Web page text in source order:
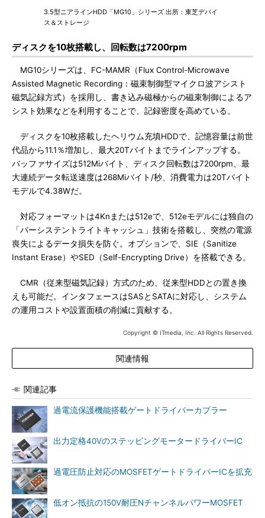
3.5型ニアラインHDD「MG10」シリーズ 出所：東芝デバイ
ス＆ストレージ
ディスクを10枚搭載し、回転数は7200rpm
MG10シリーズは、FC-MAMR（Flux Control-Microwave
Assisted Magnetic Recording：磁束制御型マイクロ波アシスト
磁気記録方式）を採用し、書き込み磁極からの磁束制御によるア
シスト効果などを利用することで、記録密度を高めている。
ディスクを10枚搭載したヘリウム充填HDDで、記憶容量は前世
代品から11.1％増加し、最大20Tバイトまでラインアップする。
バッファサイズは512Miバイト、ディスク回転数は7200rpm、最
大連続データ転送速度は268Miバイト/秒、消費電力は20Tバイト
モデルで4.38Wだ。
対応フォーマットは4Knまたは512eで、512eモデルには独自の
「パーシステントライトキャッシュ」技術を搭載し、突然の電源
喪失によるデータ損失を防ぐ。オプションで、SIE（Sanitize
Instant Erase）やSED（Self-Encrypting Drive）を搭載できる。
CMR（従来型磁気記録）方式のため、従来型HDDとの置き換
えも可能だ。インタフェースはSASとSATAに対応し、システム
の運用コストや設置面積の削減に貢献する。
Copyright © ITmedia, Inc. All Rights Reserved.
関連情報
関連記事
過電流保護機能搭載ゲートドライバーカプラー
出力定格40VのステッピングモータードライバーIC
過電圧防止対応のMOSFETゲートドライバーICを拡充
低オン抵抗の150V耐圧NチャンネルパワーMOSFET